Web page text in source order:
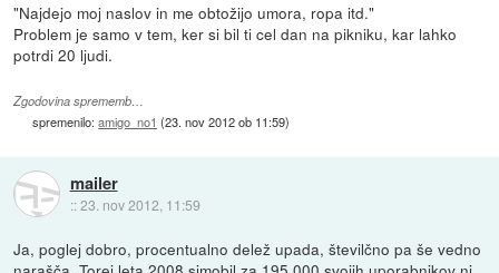
"Najdejo moj naslov in me obtožijo umora, ropa itd."
Problem je samo v tem, ker si bil ti cel dan na pikniku, kar lahko
potrdi 20 ljudi.
Zgodovina sprememb…
spremenilo:amigo_no1 (23. nov 2012 ob 11:59)
mailer
::23. nov 2012, 11:59
Ja, poglej dobro, procentualno delež upada, številčno pa še vedno